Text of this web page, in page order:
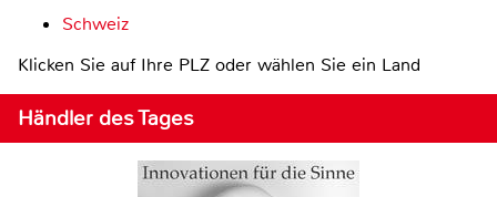
Schweiz
Klicken Sie auf Ihre PLZ oder wählen Sie ein Land
Händler des Tages